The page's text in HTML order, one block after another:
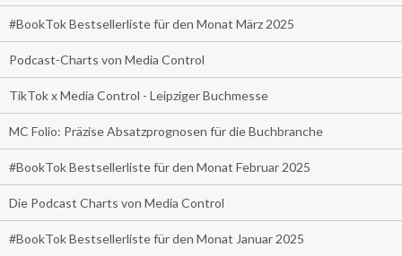
#BookTok Bestsellerliste für den Monat März 2025
Podcast-Charts von Media Control
TikTok x Media Control - Leipziger Buchmesse
MC Folio: Präzise Absatzprognosen für die Buchbranche
#BookTok Bestsellerliste für den Monat Februar 2025
Die Podcast Charts von Media Control
#BookTok Bestsellerliste für den Monat Januar 2025